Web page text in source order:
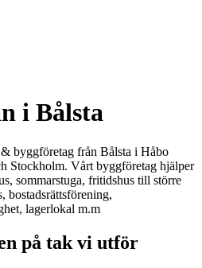
i Bålsta
byggföretag från Bålsta i Håbo
Stockholm. Vårt byggföretag hjälper
sommarstuga, fritidshus till större
bostadsrättsförening,
lagerlokal m.m
på tak vi utför